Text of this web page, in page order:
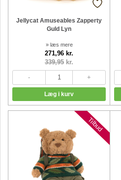
Jellycat Amuseables Zapperty
Guld Lyn
» læs mere
271,96 kr.
339,95 kr.
Nyheder
Tilbud